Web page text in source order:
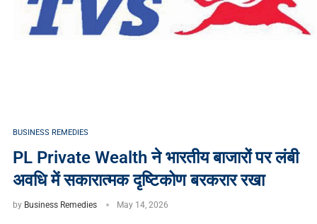
BUSINESS REMEDIES
PL Private Wealth ने भारतीय बाजारों पर लंबी
अवधि में सकारात्मक दृष्टिकोण बरकरार रखा
by Business Remedies May 14, 2026